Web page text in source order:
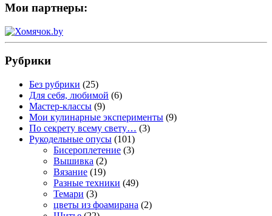
Мои партнеры:
Рубрики
Без рубрики (25)
Для себя, любимой (6)
Мастер-классы (9)
Мои кулинарные эксперименты (9)
По секрету всему свету… (3)
Рукодельные опусы (101)
Бисероплетение (3)
Вышивка (2)
Вязание (19)
Разные техники (49)
Темари (3)
цветы из фоамирана (2)